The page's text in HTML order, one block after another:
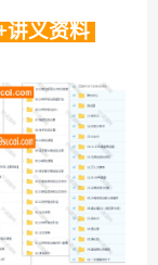
讲义资料